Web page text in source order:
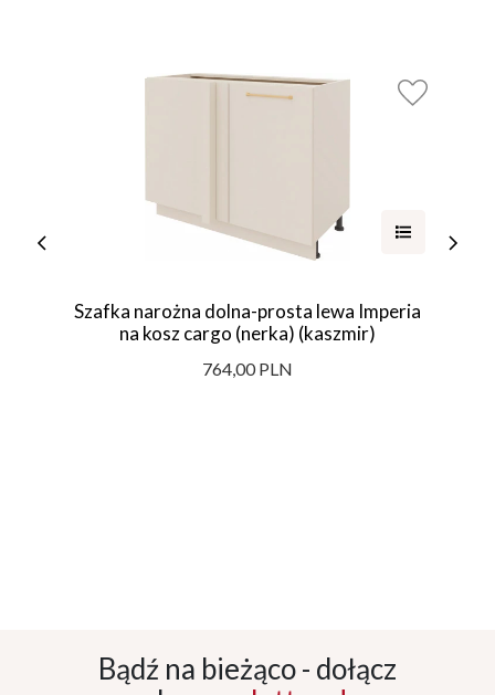
Szafka narożna dolna-prosta lewa Imperia
na kosz cargo (nerka) (kaszmir)
764,00 PLN
Bądź na bieżąco - dołącz